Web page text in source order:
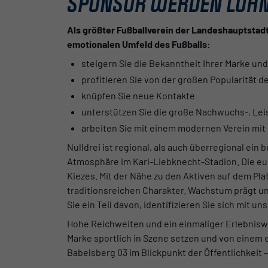
Als größter Fußballverein der
emotionalen Umfeld des Fußballs:
steigern Sie die Bekanntheit Ihrer Marke
profitieren Sie von der großen Popularität
knüpfen Sie neue Kontakte
unterstützen Sie die große Nachwuchs-,
arbeiten Sie mit einem modernen Verein
Nulldrei ist regional, als auch überregional ein
Atmosphäre im Karl-Liebknecht-Stadion. Die
Kiezes. Mit der Nähe zu den Aktiven auf dem
traditionsreichen Charakter. Wachstum prägt
Sie ein Teil davon, identifizieren Sie sich mit
Hohe Reichweiten und ein einmaliger
Marke sportlich in Szene setzen und von
Babelsberg 03 im Blickpunkt der Öffentlichkeit